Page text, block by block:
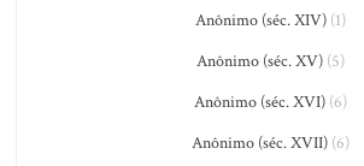
Anônimo (séc. XIV)(1)
Anônimo (séc. XV)(5)
Anônimo (séc. XVI)(6)
Anônimo (séc. XVII)(6)